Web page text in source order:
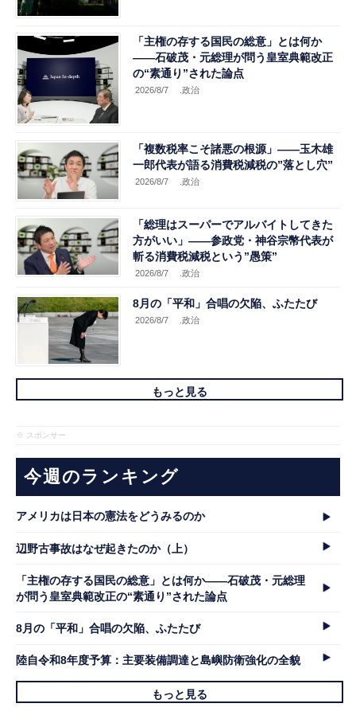
「主権の存する国民の総意」とは何か
――石破茂・元総理が問う皇室典範改正
の“素通り”された論点
2026/8/7 .政治
「複数税率こそ諸悪の根源」――玉木雄
一郎代表が語る消費税減税の”落とし穴”
2026/8/7 .政治
「総理はスーパーでアルバイトしてきた
方がいい」――参政党・神谷宗幣代表が
斬る消費税減税という”愚策”
2026/8/7 .政治
8月の「平和」合唱の欠陥、ふたたび
2026/8/7 .政治
もっと見る
※ スポンサー
今週のランキング
アメリカは日本の憲法をどうみるのか
辺野古事故はなぜ起きたのか（上）
「主権の存する国民の総意」とは何か――石破茂・元総理
が問う皇室典範改正の“素通り”された論点
8月の「平和」合唱の欠陥、ふたたび
陸自令和8年度予算：主要装備調達と島嶼防衛強化の全貌
もっと見る